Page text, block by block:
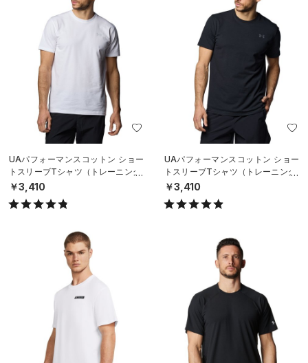
UAパフォーマンスコットン ショー
トスリーブTシャツ（トレーニング/
MEN）
￥3,410
UAパフォーマンスコットン ショー
トスリーブTシャツ（トレーニング/
MEN）
￥3,410